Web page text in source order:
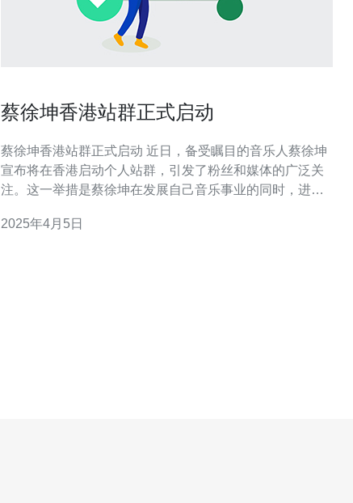
蔡徐坤香港站群正式启动
蔡徐坤香港站群正式启动 近日，备受瞩目的音乐人蔡徐坤
宣布将在香港启动个人站群，引发了粉丝和媒体的广泛关
注。这一举措是蔡徐坤在发展自己音乐事业的同时，进一
括个人工作室、音乐公司、艺人工作室等多个部分，为蔡
2025年4月5日